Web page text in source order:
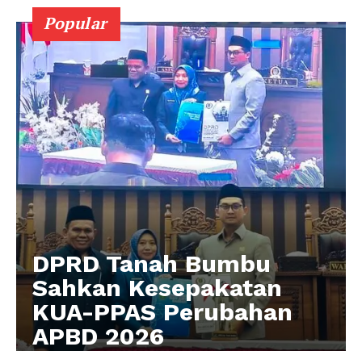
Popular
DPRD Tanah Bumbu
Sahkan Kesepakatan
KUA-PPAS Perubahan
APBD 2026